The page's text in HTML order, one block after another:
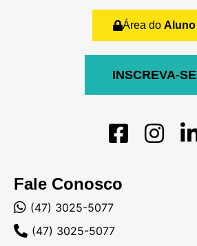
Fale Conosco
(47) 3025-5077
(47) 3025-5077
Área do Aluno
INSCREVA-SE